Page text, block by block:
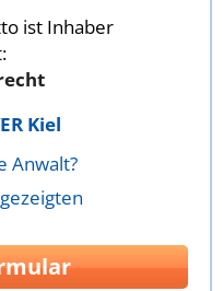
ist Inhaber
Kiel
Anwalt?